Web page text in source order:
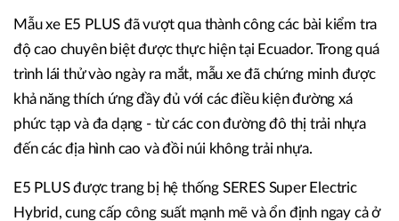
Mẫu xe E5 PLUS đã vượt qua thành công các bài kiểm tra
độ cao chuyên biệt được thực hiện tại Ecuador. Trong quá
trình lái thử vào ngày ra mắt, mẫu xe đã chứng minh được
khả năng thích ứng đầy đủ với các điều kiện đường xá
phức tạp và đa dạng - từ các con đường đô thị trải nhựa
đến các địa hình cao và đồi núi không trải nhựa.
E5 PLUS được trang bị hệ thống SERES Super Electric
Hybrid, cung cấp công suất mạnh mẽ và ổn định ngay cả ở